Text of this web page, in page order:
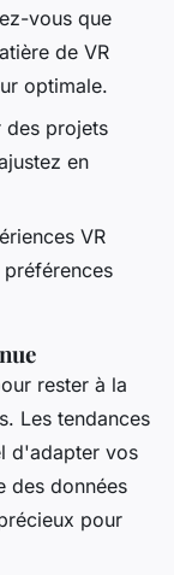
vous que
de VR
optimale.
des projets
en
VR
rester à la
Les tendances
d'adapter vos
des données
pour